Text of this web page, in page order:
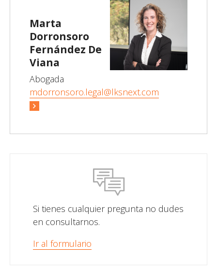
Marta
Dorronsoro
Fernández De
Viana
Abogada
mdorronsoro.legal@lksnext.com
Si tienes cualquier pregunta no dudes
en consultarnos.
Ir al formulario